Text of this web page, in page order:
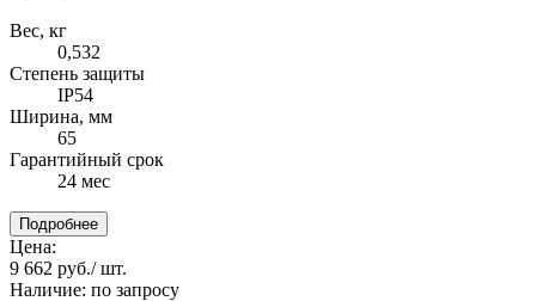
Вес, кг
0,532
Степень защиты
IP54
Ширина, мм
65
Гарантийный срок
24 мес
Подробнее
Цена:
9 662 руб./ шт.
Наличие: по запросу